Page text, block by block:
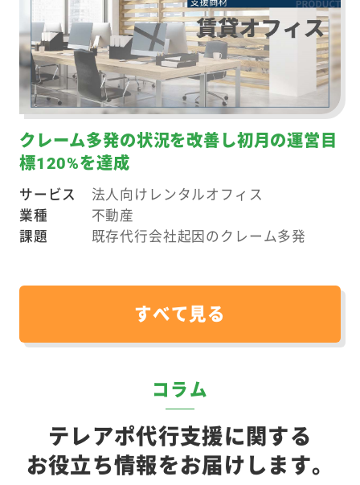
クレーム多発の状況を改善し初月の運営目
標120%を達成
サービス
法人向けレンタルオフィス
業種
不動産
課題
既存代行会社起因のクレーム多発
すべて見る
コラム
テレアポ代行支援に関する
お役立ち情報をお届けします。